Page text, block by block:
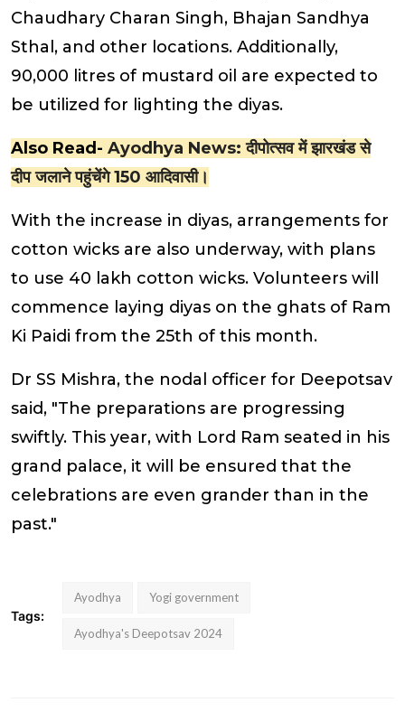
Chaudhary Charan Singh, Bhajan Sandhya
Sthal, and other locations. Additionally,
90,000 litres of mustard oil are expected to
be utilized for lighting the diyas.
Also Read- Ayodhya News: दीपोत्सव में झारखंड से
दीप जलाने पहुंचेंगे 150 आदिवासी।
With the increase in diyas, arrangements for
cotton wicks are also underway, with plans
to use 40 lakh cotton wicks. Volunteers will
commence laying diyas on the ghats of Ram
Ki Paidi from the 25th of this month.
Dr SS Mishra, the nodal officer for Deepotsav
said, "The preparations are progressing
swiftly. This year, with Lord Ram seated in his
grand palace, it will be ensured that the
celebrations are even grander than in the
past."
Tags:
Ayodhya Yogi government
Ayodhya's Deepotsav 2024